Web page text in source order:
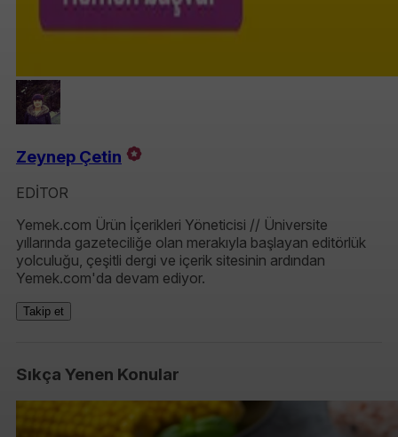
Zeynep Çetin
EDİTOR
Yemek.com Ürün İçerikleri Yöneticisi // Üniversite
yıllarında gazeteciliğe olan merakıyla başlayan editörlük
yolculuğu, çeşitli dergi ve içerik sitesinin ardından
Yemek.com'da devam ediyor.
Takip et
Sıkça Yenen Konular